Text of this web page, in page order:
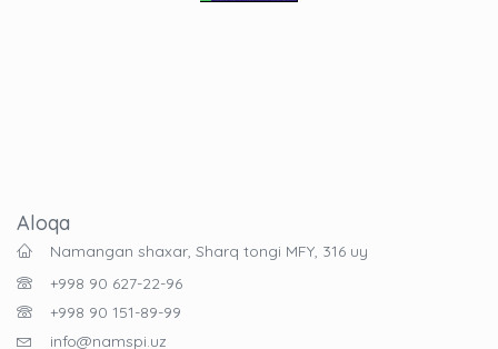
Aloqa
Namangan shaxar, Sharq tongi MFY, 316 uy
+998 90 627-22-96
+998 90 151-89-99
info@namspi.uz